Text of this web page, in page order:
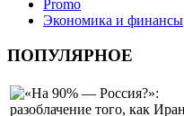
Promo
Экономика и финансы
ПОПУЛЯРНОЕ